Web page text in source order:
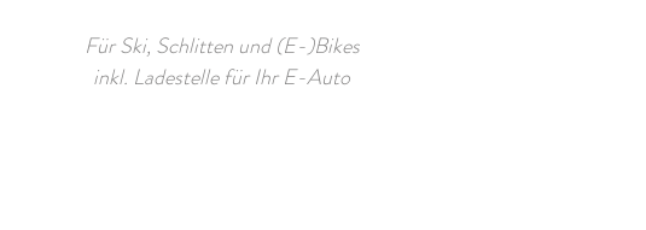
Für Ski, Schlitten und (E-)Bikes
inkl. Ladestelle für Ihr E-Auto